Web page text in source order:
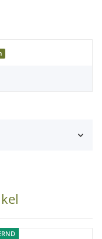
dem
der Bestellung, ob
Ihres Objektives